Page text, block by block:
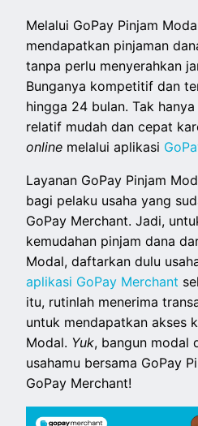
Melalui GoPay Pinjam
mendapatkan pinjaman
tanpa perlu menyerahkan
Bunganya kompetitif dan
hingga 24 bulan. Tak
relatif mudah dan cepat
online melalui aplikasi
Layanan GoPay Pinjam
bagi pelaku usaha yang
GoPay Merchant. Jadi,
kemudahan pinjam dana
Modal, daftarkan dulu
aplikasi GoPay Merchant
itu, rutinlah menerima
untuk mendapatkan akses
Modal. Yuk, bangun modal
usahamu bersama GoPay
GoPay Merchant!